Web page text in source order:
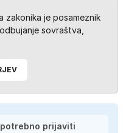
zakonika je posameznik
sovraštva,